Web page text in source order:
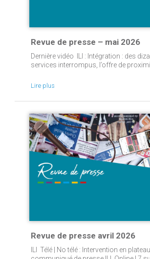
Revue de presse – mai 2026
Dernière vidéo ILI : Intégration : des
services interrompus, l’offre de
Lire plus
Revue de presse avril 2026
ILI Télé | No télé : Intervention en